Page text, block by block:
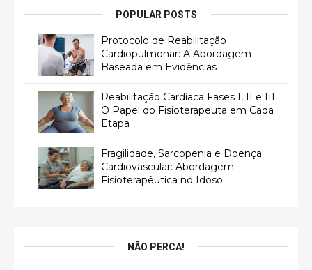
POPULAR POSTS
Protocolo de Reabilitação
Cardiopulmonar: A Abordagem
Baseada em Evidências
Reabilitação Cardíaca Fases I, II e III:
O Papel do Fisioterapeuta em Cada
Etapa
Fragilidade, Sarcopenia e Doença
Cardiovascular: Abordagem
Fisioterapêutica no Idoso
NÃO PERCA!